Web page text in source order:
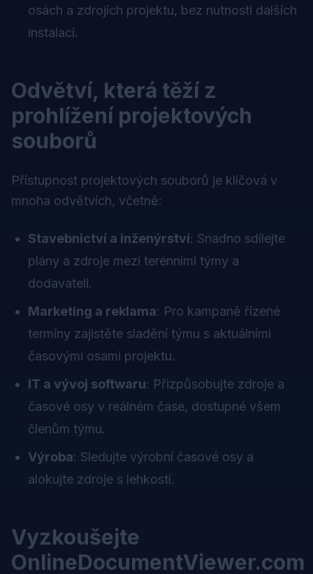
osách a zdrojích projektu, bez nutnosti dalších
instalací.
Odvětví, která těží z
prohlížení projektových
souborů
Přístupnost projektových souborů je klíčová v
mnoha odvětvích, včetně:
Stavebnictví a inženýrství: Snadno sdílejte
plány a zdroje mezi terénními týmy a
dodavateli.
Marketing a reklama: Pro kampaně řízené
termíny zajistěte sladění týmu s aktuálními
časovými osami projektu.
IT a vývoj softwaru: Přizpůsobujte zdroje a
časové osy v reálném čase, dostupné všem
členům týmu.
Výroba: Sledujte výrobní časové osy a
alokujte zdroje s lehkostí.
Vyzkoušejte
OnlineDocumentViewer.com